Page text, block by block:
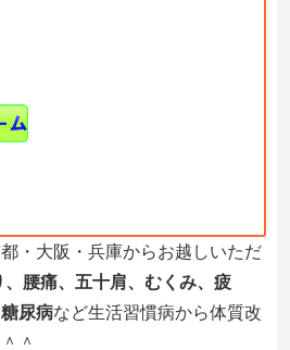
・大阪・兵庫からお越しいただ
、腰痛、五十肩、むくみ、疲
尿病など生活習慣病から体質改
＾